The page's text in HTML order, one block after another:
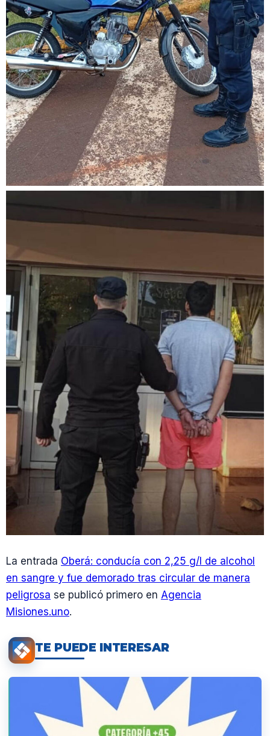
La entrada Oberá: conducía con 2,25 g/l de alcohol
en sangre y fue demorado tras circular de manera
peligrosa se publicó primero en Agencia
Misiones.uno.
TE PUEDE INTERESAR